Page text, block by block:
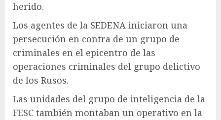
herido.
Los agentes de la SEDENA iniciaron una
persecución en contra de un grupo de
criminales en el epicentro de las
operaciones criminales del grupo delictivo
de los Rusos.
Las unidades del grupo de inteligencia de la
FESC también montaban un operativo en la